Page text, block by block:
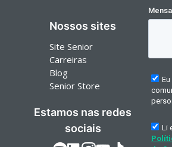
Nossos sites
Site Senior
Carreiras
Blog
Senior Store
Estamos nas redes
sociais